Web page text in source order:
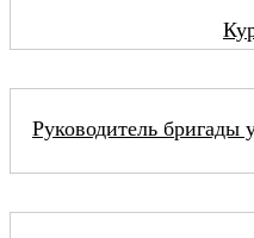
Руководитель